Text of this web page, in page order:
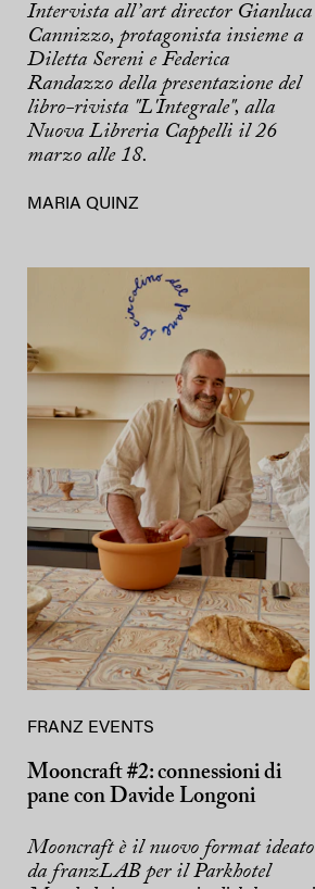
Intervista all’art director Gianluca
Cannizzo, protagonista insieme a
Diletta Sereni e Federica
Randazzo della presentazione del
libro-rivista "L'Integrale", alla
Nuova Libreria Cappelli il 26
marzo alle 18.
MARIA QUINZ
FRANZ EVENTS
Mooncraft #2: connessioni di
pane con Davide Longoni
Mooncraft è il nuovo format ideato
da franzLAB per il Parkhotel